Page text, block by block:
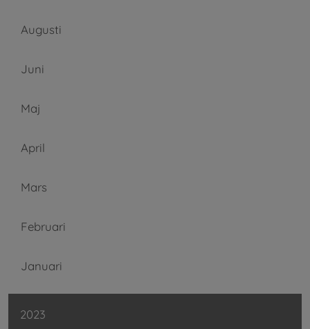
Augusti
Juni
Maj
April
Mars
Februari
Januari
2023